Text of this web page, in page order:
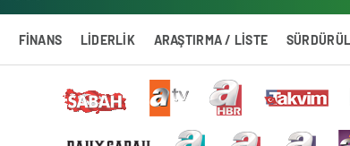
FİNANS LİDERLİK ARAŞTIRMA / LİSTE